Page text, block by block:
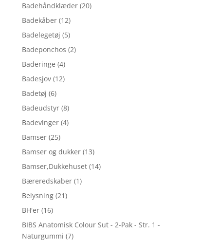
Badehåndklæder (20)
Badekåber (12)
Badelegetøj (5)
Badeponchos (2)
Baderinge (4)
Badesjov (12)
Badetøj (6)
Badeudstyr (8)
Badevinger (4)
Bamser (25)
Bamser og dukker (13)
Bamser,Dukkehuset (14)
Bæreredskaber (1)
Belysning (21)
BH'er (16)
BIBS Anatomisk Colour Sut - 2-Pak - Str. 1 -
Naturgummi (7)